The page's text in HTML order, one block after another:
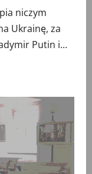
niczym
Ukrainę, za
Putin i...